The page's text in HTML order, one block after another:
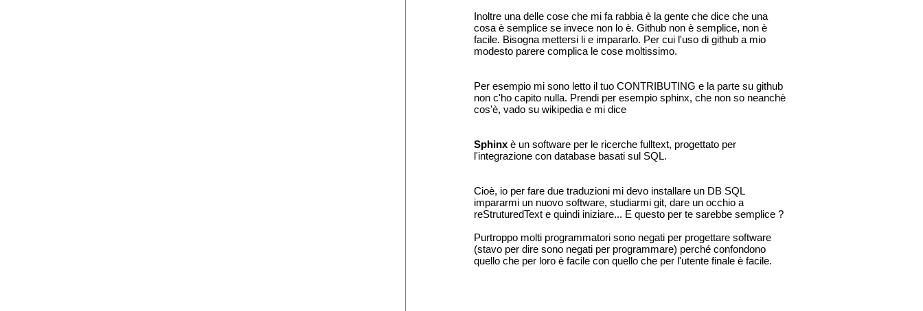
Inoltre una delle cose che mi fa rabbia è la gente che dice che una
cosa è semplice se invece non lo è. Github non è semplice, non è
facile. Bisogna mettersi li e impararlo. Per cui l'uso di github a mio
modesto parere complica le cose moltissimo.
Per esempio mi sono letto il tuo CONTRIBUTING e la parte su github
non c'ho capito nulla. Prendi per esempio sphinx, che non so neanchè
cos'è, vado su wikipedia e mi dice
Sphinxè un software per le ricerche fulltext, progettato per
l'integrazione con database basati sul SQL.
Cioè, io per fare due traduzioni mi devo installare un DB SQL
impararmi un nuovo software, studiarmi git, dare un occhio a
reStruturedText e quindi iniziare... E questo per te sarebbe semplice ?
Purtroppo molti programmatori sono negati per progettare software
(stavo per dire sono negati per programmare) perché confondono
quello che per loro è facile con quello che per l'utente finale è facile.